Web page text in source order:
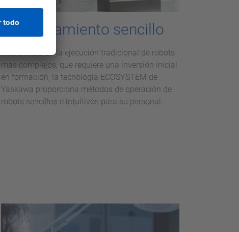
Funcionamiento sencillo
A diferencia de la ejecución tradicional de robots
más complejos, que requiere una inversión inicial
en formación, la tecnología ECOSYSTEM de
Yaskawa proporciona métodos de operación de
robots sencillos e intuitivos para su personal.